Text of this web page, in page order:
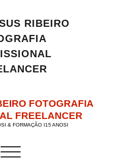
FOTOGRAFIA
FREELANCER
& FORMAÇÃO I15 ANOSI
Alternar a navegação